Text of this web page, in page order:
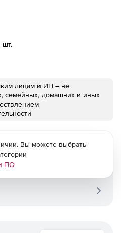
шт.
лицам и ИП – не
семейных, домашних и иных
Вы можете выбрать
ПО